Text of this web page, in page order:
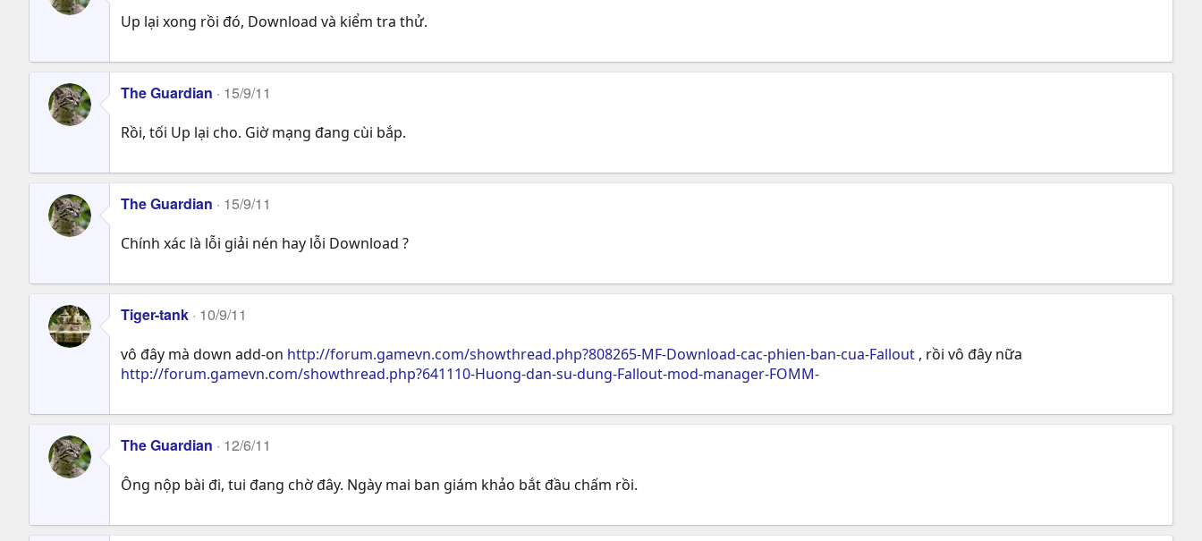
Up lại xong rồi đó, Download và kiểm tra thử.
The Guardian 15/9/11
Rồi, tối Up lại cho. Giờ mạng đang cùi bắp.
The Guardian 15/9/11
Chính xác là lỗi giải nén hay lỗi Download ?
Tiger-tank 10/9/11
vô đây mà down add-on http://forum.gamevn.com/showthread.php?808265-MF-Download-cac-phien-ban-cua-Fallout , rồi vô đây nữa
http://forum.gamevn.com/showthread.php?641110-Huong-dan-su-dung-Fallout-mod-manager-FOMM-
The Guardian 12/6/11
Ông nộp bài đi, tui đang chờ đây. Ngày mai ban giám khảo bắt đầu chấm rồi.